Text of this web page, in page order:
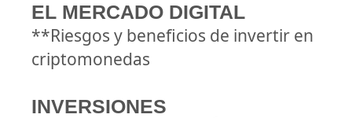
EL MERCADO DIGITAL
**Riesgos y beneficios de invertir en
criptomonedas
INVERSIONES